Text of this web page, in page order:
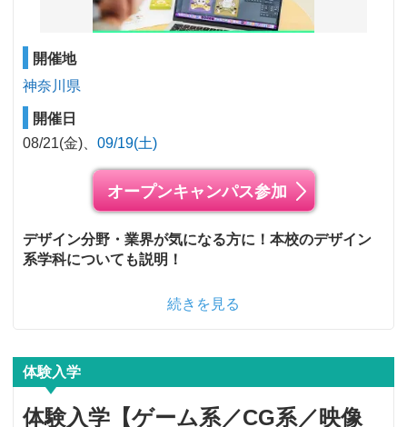
開催地
神奈川県
開催日
08/21(金)
09/19(土)
オープンキャンパス参加
デザイン分野・業界が気になる方に！本校のデザイン
系学科についても説明！
続きを見る
体験入学
体験入学【ゲーム系／CG系／映像